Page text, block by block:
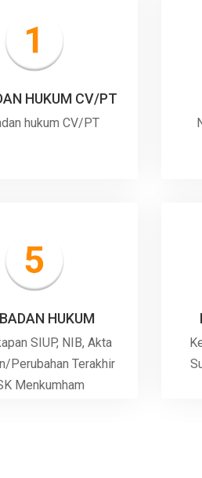
HUKUM CV/PT
hukum CV/PT
HUKUM
SIUP, NIB, Akta
Perubahan Terakhir
Menkumham